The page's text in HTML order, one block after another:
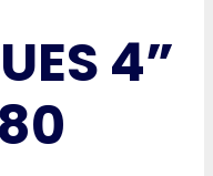
4”